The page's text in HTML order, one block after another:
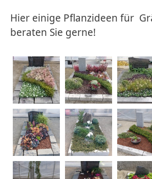
Hier einige Pflanzideen für
beraten Sie gerne!